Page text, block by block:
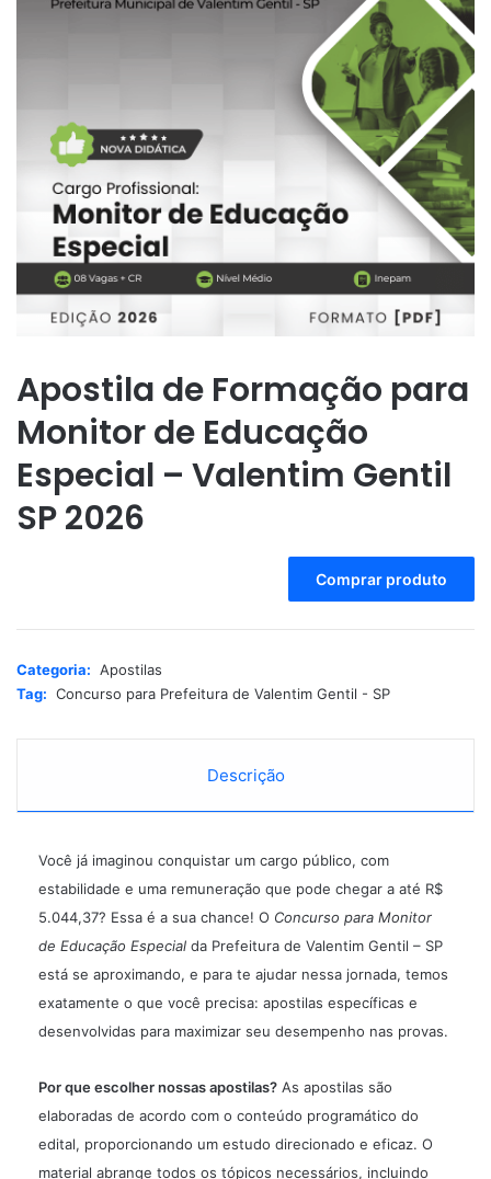
Apostila de Formação para
Monitor de Educação
Especial – Valentim Gentil
SP 2026
Comprar produto
Categoria: Apostilas
Tag: Concurso para Prefeitura de Valentim Gentil - SP
Descrição
Você já imaginou conquistar um cargo público, com
estabilidade e uma remuneração que pode chegar a até R$
5.044,37? Essa é a sua chance! O Concurso para Monitor
de Educação Especial da Prefeitura de Valentim Gentil – SP
está se aproximando, e para te ajudar nessa jornada, temos
exatamente o que você precisa: apostilas específicas e
desenvolvidas para maximizar seu desempenho nas provas.
Por que escolher nossas apostilas? As apostilas são
elaboradas de acordo com o conteúdo programático do
edital, proporcionando um estudo direcionado e eficaz. O
material abrange todos os tópicos necessários, incluindo